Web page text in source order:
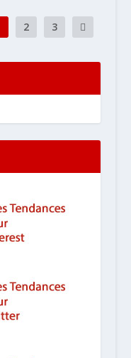
2 3